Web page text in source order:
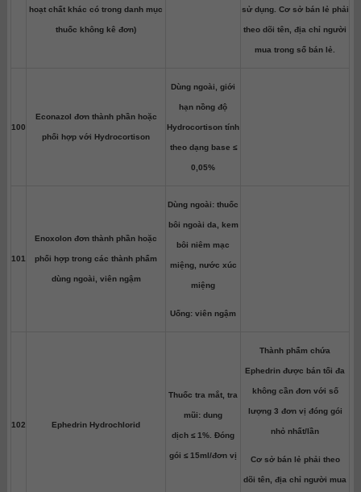
hoạt chất khác có trong danh mục
thuốc không kê đơn)
sử dụng. Cơ sở bán lẻ phải
theo dõi tên, địa chỉ người
mua trong sổ bán lẻ.
100
Econazol đơn thành phần hoặc
phối hợp với Hydrocortison
Dùng ngoài, giới
hạn nồng độ
Hydrocortison tính
theo dạng base ≤
0,05%
101
Enoxolon đơn thành phần hoặc
phối hợp trong các thành phẩm
dùng ngoài, viên ngậm
Dùng ngoài: thuốc
bôi ngoài da, kem
bôi niêm mạc
miệng, nước xúc
miệng
Uống: viên ngậm
102 Ephedrin Hydrochlorid
Thuốc tra mắt, tra
mũi: dung
dịch ≤ 1%. Đóng
gói ≤ 15ml/đơn vị
Thành phẩm chứa
Ephedrin được bán tối đa
không cần đơn với số
lượng 3 đơn vị đóng gói
nhỏ nhất/lần
Cơ sở bán lẻ phải theo
dõi tên, địa chỉ người mua